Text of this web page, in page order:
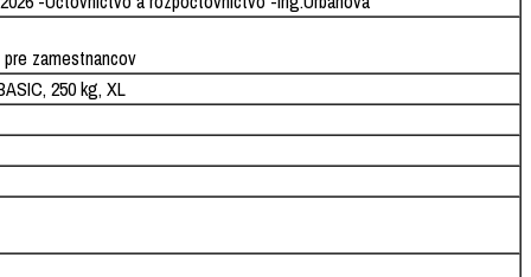
zamestnancov
250 kg, XL